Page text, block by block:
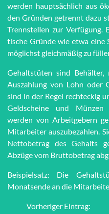
werden haupt­sächlich aus
den Grün­den getrennt dazu
Trenn­stel­len zur
tische Grün­de wie et­wa eine
möglichst gleich­mä­ßig zu
Gehaltstüten sind
Auszahlung von Lohn oder
sind in der Regel rechteckig
Geldscheine und
werden von Arbeitgebern
Mitarbeiter auszubezahlen.
Nettobetrag des Gehalts
Abzüge vom Bruttobetrag
Beispielsatz: Die
Monatsende an die
Vorheriger Eintrag: